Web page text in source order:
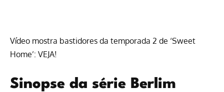
Vídeo mostra bastidores da temporada 2 de ‘Sweet
Home’: VEJA!
Sinopse da série Berlim